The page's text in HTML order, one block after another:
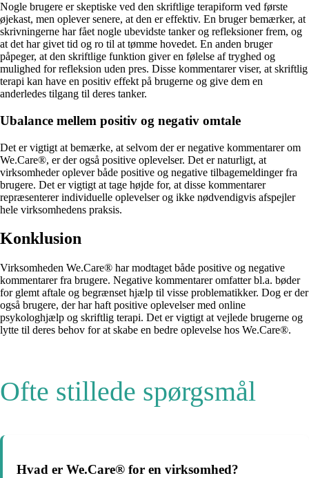
Nogle brugere er skeptiske ved den skriftlige terapiform ved første
øjekast, men oplever senere, at den er effektiv. En bruger bemærker, at
skrivningerne har fået nogle ubevidste tanker og refleksioner frem, og
at det har givet tid og ro til at tømme hovedet. En anden bruger
påpeger, at den skriftlige funktion giver en følelse af tryghed og
mulighed for refleksion uden pres. Disse kommentarer viser, at skriftlig
terapi kan have en positiv effekt på brugerne og give dem en
anderledes tilgang til deres tanker.
Ubalance mellem positiv og negativ omtale
Det er vigtigt at bemærke, at selvom der er negative kommentarer om
We.Care®, er der også positive oplevelser. Det er naturligt, at
virksomheder oplever både positive og negative tilbagemeldinger fra
brugere. Det er vigtigt at tage højde for, at disse kommentarer
repræsenterer individuelle oplevelser og ikke nødvendigvis afspejler
hele virksomhedens praksis.
Konklusion
Virksomheden We.Care® har modtaget både positive og negative
kommentarer fra brugere. Negative kommentarer omfatter bl.a. bøder
for glemt aftale og begrænset hjælp til visse problematikker. Dog er der
også brugere, der har haft positive oplevelser med online
psykologhjælp og skriftlig terapi. Det er vigtigt at vejlede brugerne og
lytte til deres behov for at skabe en bedre oplevelse hos We.Care®.
Ofte stillede spørgsmål
Hvad er We.Care® for en virksomhed?